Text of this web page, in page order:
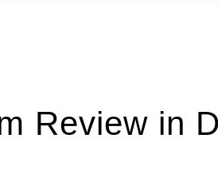
Review in